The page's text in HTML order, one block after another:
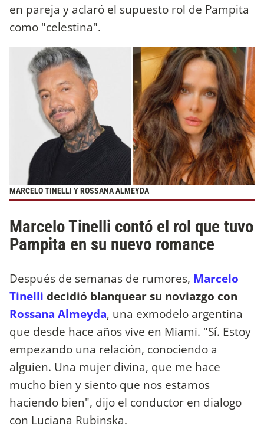
en pareja y aclaró el supuesto rol de Pampita
como "celestina".
MARCELO TINELLI Y ROSSANA ALMEYDA
Marcelo Tinelli contó el rol que tuvo
Pampita en su nuevo romance
Después de semanas de rumores, Marcelo
Tinelli decidió blanquear su noviazgo con
Rossana Almeyda, una exmodelo argentina
que desde hace años vive en Miami. "Sí. Estoy
empezando una relación, conociendo a
alguien. Una mujer divina, que me hace
mucho bien y siento que nos estamos
haciendo bien", dijo el conductor en dialogo
con Luciana Rubinska.